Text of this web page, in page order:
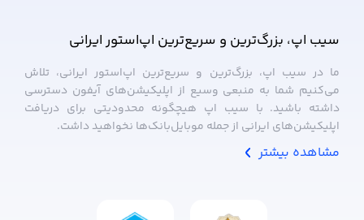
سیب ‌اپ، بزرگ‌ترین و سریع‌ترین اپ‌استور ایرانی
ما در سیب ‌اپ، بزرگ‌ترین و سریع‌ترین اپ‌استور ایرانی، تلاش
می‌کنیم شما به منبعی وسیع از اپلیکیشن‌های آیفون دسترسی
داشته باشید. با سیب ‌اپ هیچگونه محدودیتی برای دریافت
اپلیکیشن‌های ایرانی از جمله موبایل‌بانک‌ها نخواهید داشت.
مشاهده بیشتر